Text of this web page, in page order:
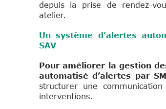
depuis la prise de rendez-
atelier.
Un système d’alertes
SAV
Pour améliorer la gestion
automatisé d’alertes par
structurer une
interventions.